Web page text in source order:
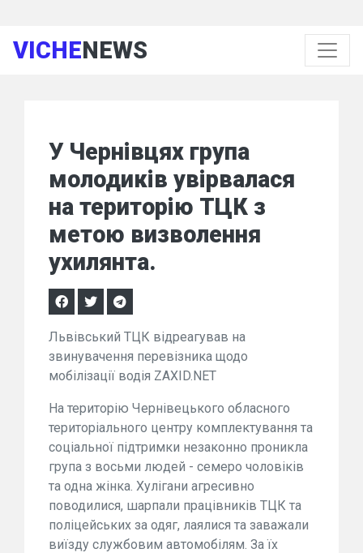
VICHENEWS
У Чернівцях група
молодиків увірвалася
на територію ТЦК з
метою визволення
ухилянта.
Львівський ТЦК відреагував на
звинувачення перевізника щодо
мобілізації водія ZAXID.NET
На територію Чернівецького обласного
територіального центру комплектування та
соціальної підтримки незаконно проникла
група з восьми людей - семеро чоловіків
та одна жінка. Хулігани агресивно
поводилися, шарпали працівників ТЦК та
поліцейських за одяг, лаялися та заважали
виїзду службовим автомобілям. За їх